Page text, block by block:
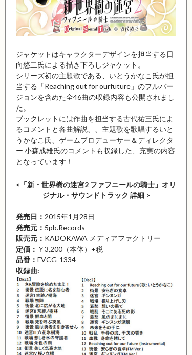
ジャケットはキャラクターデザインを担当する日
向悠二氏による描き下ろしジャケット。
シリーズ初の主題歌である、いとうかなこ氏が担
当する「Reaching out for ourfuture」のフルバー
ジョンを含めた全46曲の収録内容も公開されまし
た。
ブックレットには作曲を担当する古代祐三氏によ
るコメントと各曲解説、、主題歌を歌唱するいと
うかなこ氏、ゲームプロデューサー＆ディレクタ
ー 小森成雄氏のコメントも収録した、充実の内容
となっています！
<「新・世界樹の迷宮2 ファフニールの騎士」オリ
ジナル・サウンドトラック 詳細 >
発売日： 2015年1月28日
発売元： 5pb.Records
販売元： KADOKAWA メディアファクトリー
定価： ￥3,200（本体）+税
品番： FVCG-1334
収録曲: